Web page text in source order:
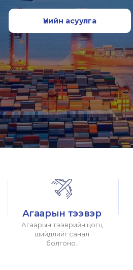
Үнийн асуулга
Агаарын тээвэр
Агаарын тээврийн цогц
шийдлийг санал
болгоно.